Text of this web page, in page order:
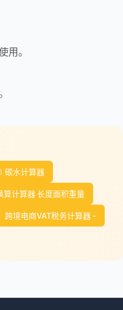
用。
碳水计算器
算计算器 长度面积重量
跨境电商VAT税务计算器 -